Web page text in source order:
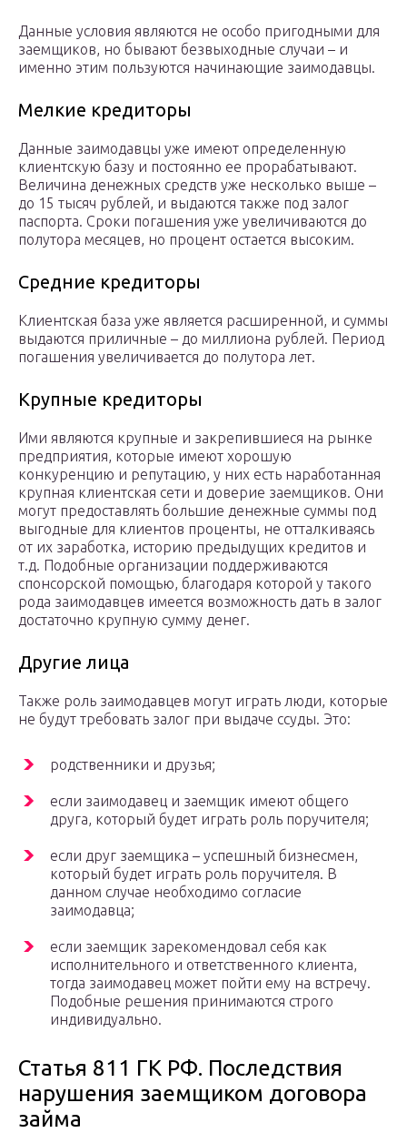
Данные условия являются не особо пригодными для
заемщиков, но бывают безвыходные случаи – и
именно этим пользуются начинающие заимодавцы.
Мелкие кредиторы
Данные заимодавцы уже имеют определенную
клиентскую базу и постоянно ее прорабатывают.
Величина денежных средств уже несколько выше –
до 15 тысяч рублей, и выдаются также под залог
паспорта. Сроки погашения уже увеличиваются до
полутора месяцев, но процент остается высоким.
Средние кредиторы
Клиентская база уже является расширенной, и суммы
выдаются приличные – до миллиона рублей. Период
погашения увеличивается до полутора лет.
Крупные кредиторы
Ими являются крупные и закрепившиеся на рынке
предприятия, которые имеют хорошую
конкуренцию и репутацию, у них есть наработанная
крупная клиентская сети и доверие заемщиков. Они
могут предоставлять большие денежные суммы под
выгодные для клиентов проценты, не отталкиваясь
от их заработка, историю предыдущих кредитов и
т.д. Подобные организации поддерживаются
спонсорской помощью, благодаря которой у такого
рода заимодавцев имеется возможность дать в залог
достаточно крупную сумму денег.
Другие лица
Также роль заимодавцев могут играть люди, которые
не будут требовать залог при выдаче ссуды. Это:
родственники и друзья;
если заимодавец и заемщик имеют общего
друга, который будет играть роль поручителя;
если друг заемщика – успешный бизнесмен,
который будет играть роль поручителя. В
данном случае необходимо согласие
заимодавца;
если заемщик зарекомендовал себя как
исполнительного и ответственного клиента,
тогда заимодавец может пойти ему на встречу.
Подобные решения принимаются строго
индивидуально.
Статья 811 ГК РФ. Последствия
нарушения заемщиком договора
займа